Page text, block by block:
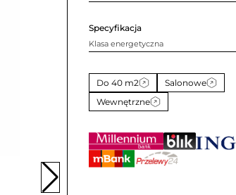
Specyfikacja
Klasa energetyczna
Do 40 m2
Salonowe
Wewnętrzne